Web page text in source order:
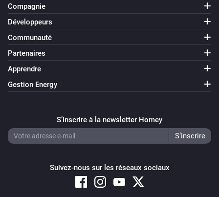
Brachée
Alors...
Dacia Spring
Dacia Spring
Dacia Spring
Alterner activé ou désactivé
Dacia Spring
Start Charge
Compagnie
Développeurs
Communauté
Partenaires
Apprendre
Gestion Energy
S’inscrire à la newsletter Homey
Suivez-nous sur les réseaux sociaux